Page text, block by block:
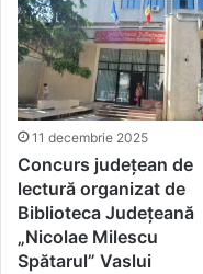
11 decembrie 2025
Concurs județean de
lectură organizat de
Biblioteca Judeţeană
„Nicolae Milescu
Spătarul” Vaslui